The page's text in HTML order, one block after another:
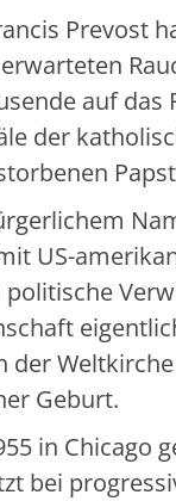
Prevost
auf das
der
US-
der
Geburt.
in Chicago
bei